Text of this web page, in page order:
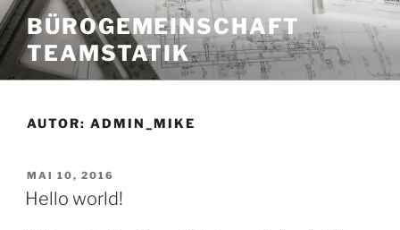
Zum
Inhalt
springen
BÜROGEMEINSCHAFT
TEAMSTATIK
AUTOR: ADMIN_MIKE
VERÖFFENTLICHT
AM
MAI 10, 2016
Hello world!